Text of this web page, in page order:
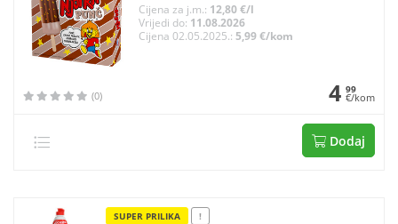
Cijena za j.m.: 12,80 €/l
Vrijedi do: 11.08.2026
Cijena 02.05.2025.: 5,99 €/kom
(0) 4 99
€/kom
Dodaj
SUPER PRILIKA !